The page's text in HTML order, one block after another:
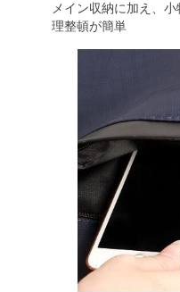
メイン収納に加え、
理整頓が簡単